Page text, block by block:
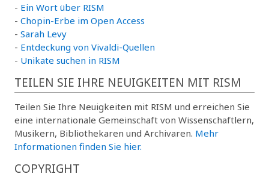
- Ein Wort über RISM
- Chopin-Erbe im Open Access
- Sarah Levy
- Entdeckung von Vivaldi-Quellen
- Unikate suchen in RISM
TEILEN SIE IHRE NEUIGKEITEN MIT RISM
Teilen Sie Ihre Neuigkeiten mit RISM und erreichen Sie
eine internationale Gemeinschaft von Wissenschaftlern,
Musikern, Bibliothekaren und Archivaren. Mehr
Informationen finden Sie hier.
COPYRIGHT